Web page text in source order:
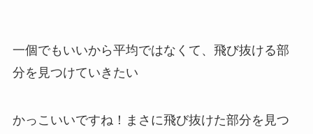
一個でもいいから平均ではなくて、飛び抜ける部
分を見つけていきたい
かっこいいですね！まさに飛び抜けた部分を見つ